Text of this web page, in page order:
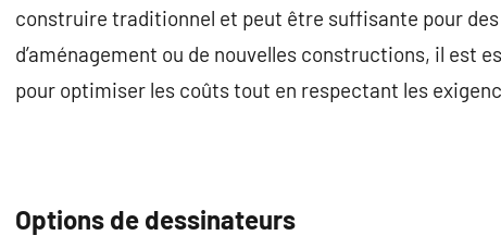
construire traditionnel et peut être suffisante pour des
d’aménagement ou de nouvelles constructions, il est
pour optimiser les coûts tout en respectant les
Options de dessinateurs